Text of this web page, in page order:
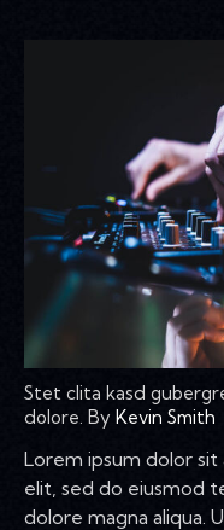
Stet clita kasd
dolore. By Kevin Smith
Lorem ipsum dolor
elit, sed do eiusmod
dolore magna aliqua.